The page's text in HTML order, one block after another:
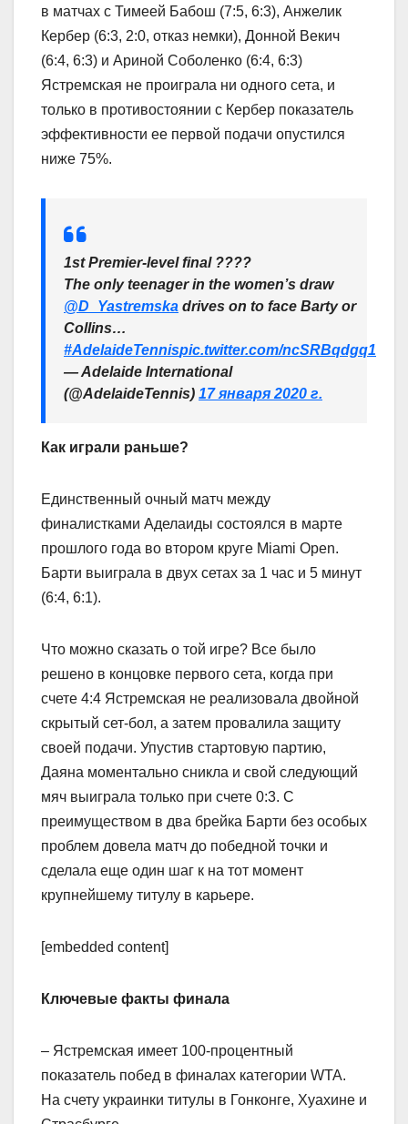
в матчах с Тимеей Бабош (7:5, 6:3), Анжелик
Кербер (6:3, 2:0, отказ немки), Донной Векич
(6:4, 6:3) и Ариной Соболенко (6:4, 6:3)
Ястремская не проиграла ни одного сета, и
только в противостоянии с Кербер показатель
эффективности ее первой подачи опустился
ниже 75%.
1st Premier-level final ????
The only teenager in the women’s draw
@D_Yastremska drives on to face Barty or
Collins…
#AdelaideTennispic.twitter.com/ncSRBqdgq1
— Adelaide International
(@AdelaideTennis) 17 января 2020 г.
Как играли раньше?
Единственный очный матч между
финалистками Аделаиды состоялся в марте
прошлого года во втором круге Miami Open.
Барти выиграла в двух сетах за 1 час и 5 минут
(6:4, 6:1).
Что можно сказать о той игре? Все было
решено в концовке первого сета, когда при
счете 4:4 Ястремская не реализовала двойной
скрытый сет-бол, а затем провалила защиту
своей подачи. Упустив стартовую партию,
Даяна моментально сникла и свой следующий
мяч выиграла только при счете 0:3. С
преимуществом в два брейка Барти без особых
проблем довела матч до победной точки и
сделала еще один шаг к на тот момент
крупнейшему титулу в карьере.
[embedded content]
Ключевые факты финала
– Ястремская имеет 100-процентный
показатель побед в финалах категории WTA.
На счету украинки титулы в Гонконге, Хуахине и